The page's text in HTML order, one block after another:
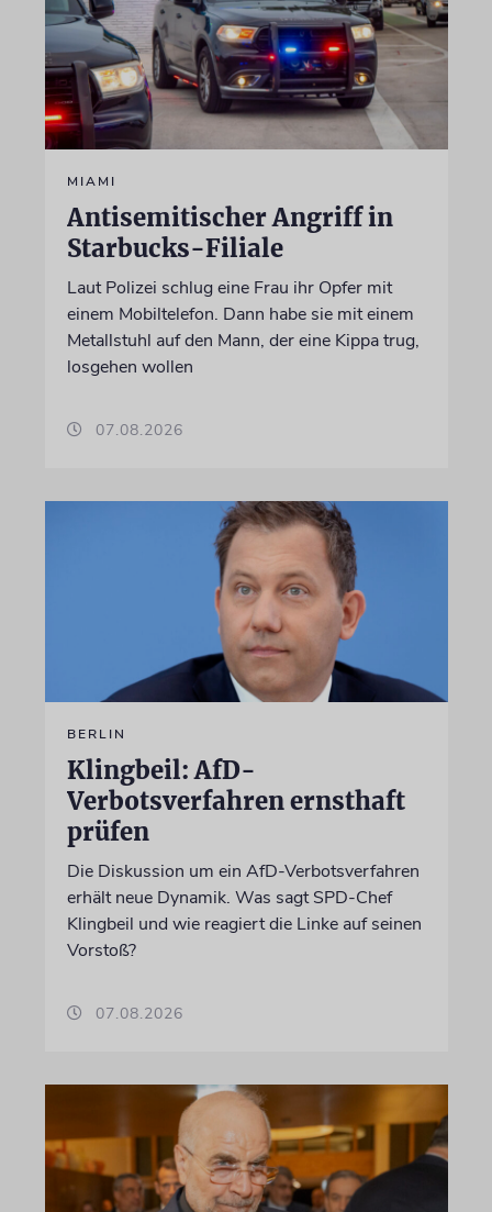
MIAMI
Antisemitischer Angriff in
Starbucks-Filiale
Laut Polizei schlug eine Frau ihr Opfer mit
einem Mobiltelefon. Dann habe sie mit einem
Metallstuhl auf den Mann, der eine Kippa trug,
losgehen wollen
07.08.2026
BERLIN
Klingbeil: AfD-
Verbotsverfahren ernsthaft
prüfen
Die Diskussion um ein AfD-Verbotsverfahren
erhält neue Dynamik. Was sagt SPD-Chef
Klingbeil und wie reagiert die Linke auf seinen
Vorstoß?
07.08.2026